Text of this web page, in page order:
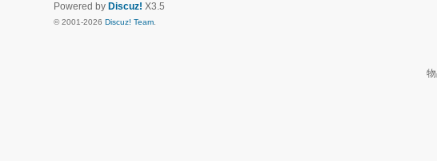
Powered by Discuz! X3.5
© 2001-2026 Discuz! Team